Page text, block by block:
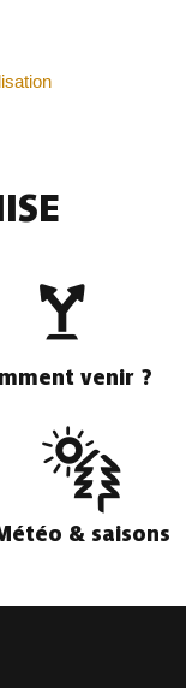
venir ?
& saisons